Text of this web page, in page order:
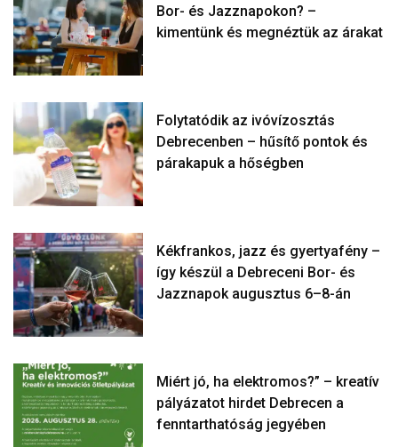
Bor- és Jazznapokon? –
kimentünk és megnéztük az árakat
Folytatódik az ivóvízosztás
Debrecenben – hűsítő pontok és
párakapuk a hőségben
Kékfrankos, jazz és gyertyafény –
így készül a Debreceni Bor- és
Jazznapok augusztus 6–8-án
Miért jó, ha elektromos?” – kreatív
pályázatot hirdet Debrecen a
fenntarthatóság jegyében